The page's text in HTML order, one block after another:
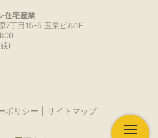
住宅産業
7丁目15-5 玉泉ビル1F
)
ポリシー サイトマップ